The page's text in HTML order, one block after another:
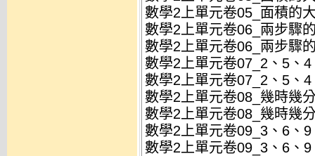
數學2上單元卷05_面積的
數學2上單元卷06_兩步驟
數學2上單元卷06_兩步驟
數學2上單元卷07_2、5、
數學2上單元卷07_2、5、
數學2上單元卷08_幾時幾
數學2上單元卷08_幾時幾
數學2上單元卷09_3、6、
數學2上單元卷09_3、6、